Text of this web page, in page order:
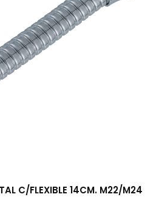
C/FLEXIBLE 14CM. M22/M24